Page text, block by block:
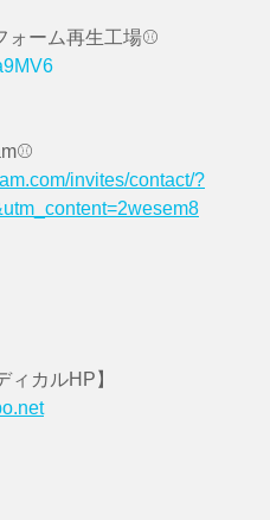
ォーム再生工場⚾️
invites/contact/?
ィカルHP】